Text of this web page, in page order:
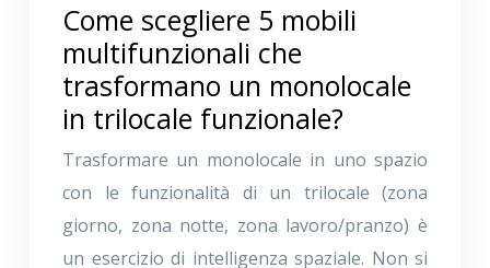
Come scegliere 5 mobili
multifunzionali che
trasformano un monolocale
in trilocale funzionale?
Trasformare un monolocale in uno spazio
con le funzionalità di un trilocale (zona
giorno, zona notte, zona lavoro/pranzo) è
un esercizio di intelligenza spaziale. Non si